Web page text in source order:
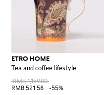
ETRO HOME
Tea and coffee lifestyle
RMB 1,159.00
RMB 521.58
-55%